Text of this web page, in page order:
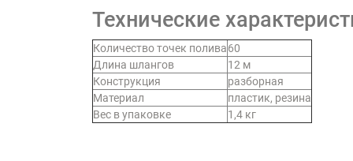
Технические
Количество точек полива60
Длина шлангов
12 м
Конструкция
разборная
Материал
пластик, резина
Вес в упаковке
1,4 кг